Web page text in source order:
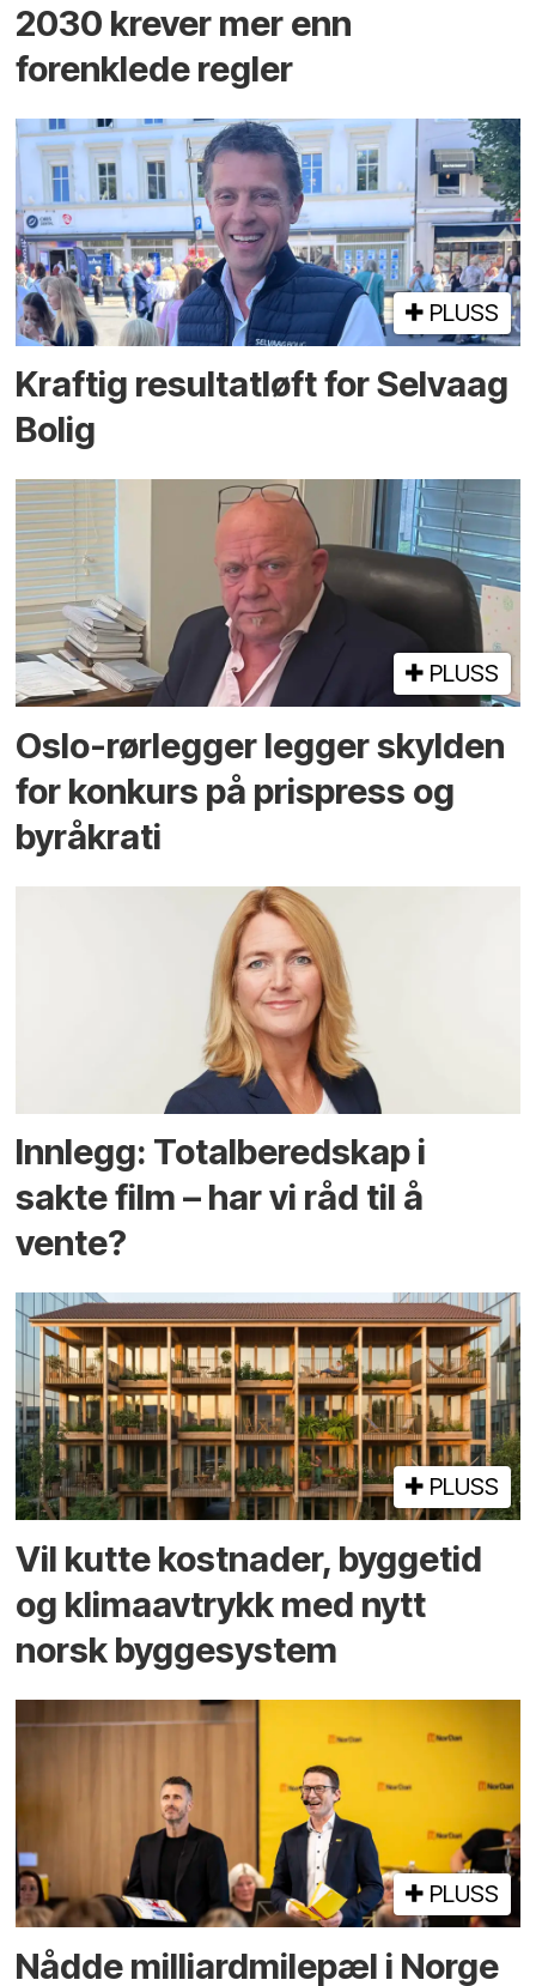
2030 krever mer enn
forenklede regler
PLUSS
Kraftig resultatløft for Selvaag
Bolig
PLUSS
Oslo-rørlegger legger skylden
for konkurs på prispress og
byråkrati
Innlegg: Totalberedskap i
sakte film – har vi råd til å
vente?
PLUSS
Vil kutte kostnader, byggetid
og klima­avtrykk med nytt
norsk bygge­system
PLUSS
Nådde milliard­­milepæl i Norge